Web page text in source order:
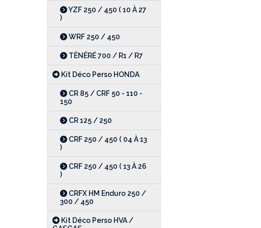
YZF 250 / 450 ( 10 À 27
)
WRF 250 / 450
TÉNÉRÉ 700 / R1 / R7
Kit Déco Perso HONDA
CR 85 / CRF 50 - 110 -
150
CR 125 / 250
CRF 250 / 450 ( 04 À 13
)
CRF 250 / 450 ( 13 À 26
)
CRFX HM Enduro 250 /
300 / 450
Kit Déco Perso HVA /